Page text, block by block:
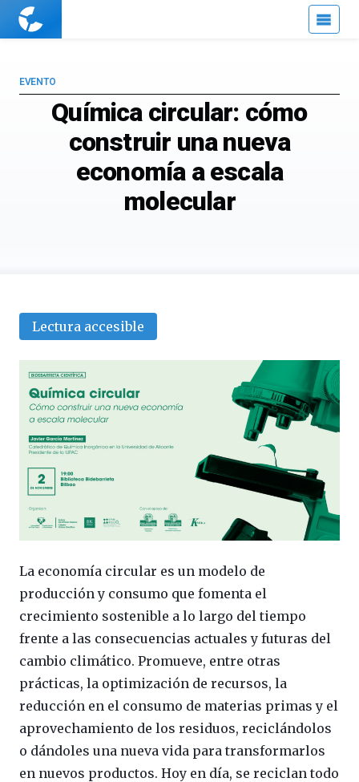
Cuaderno
Química circular: cómo
construir una nueva
economía a escala
molecular
EVENTO
Lectura accesible
La economía circular es un modelo de
producción y consumo que fomenta el
crecimiento sostenible a lo largo del tiempo
frente a las consecuencias actuales y futuras del
cambio climático. Promueve, entre otras
prácticas, la optimización de recursos, la
reducción en el consumo de materias primas y el
aprovechamiento de los residuos, reciclándolos
o dándoles una nueva vida para transformarlos
en nuevos productos. Hoy en día, se reciclan todo